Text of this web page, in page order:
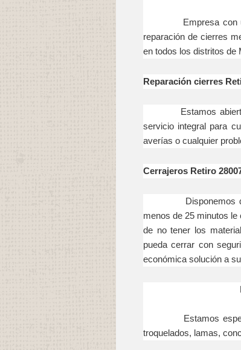
Empresa con una
reparación de cierres
en todos los distritos de
Reparación cierres
Estamos abiertos
servicio integral para
averías o cualquier
Cerrajeros Retiro
Disponemos de
menos de 25 minutos
de no tener los
pueda cerrar con
económica solución a
Estamos
troquelados, lamas,